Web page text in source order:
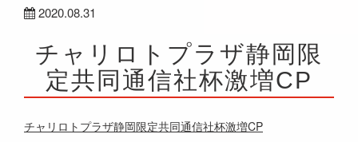
2020.08.31
チャリロトプラザ静岡限
定共同通信社杯激増CP
チャリロトプラザ静岡限定共同通信社杯激増CP